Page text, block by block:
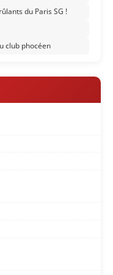
du Paris SG !
club phocéen